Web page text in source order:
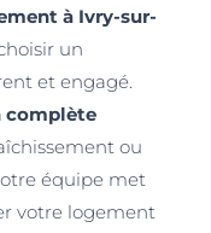
à Ivry-sur-
un
et engagé.
complète
ou
équipe met
votre logement